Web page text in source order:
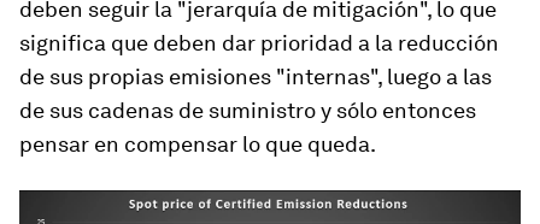
deben seguir la "jerarquía de mitigación", lo que
significa que deben dar prioridad a la reducción
de sus propias emisiones "internas", luego a las
de sus cadenas de suministro y sólo entonces
pensar en compensar lo que queda.